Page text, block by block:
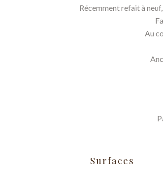
Récemment refait à
Au
Surfaces